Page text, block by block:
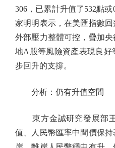
306，已累計升值了532點
家明明表示，在美匯指數
外部壓力整體可控，疊加
地A股等風險資產表現良
步回升的支撐。
分析：仍有升值空間
東方金誠研究發展部王
值、人民幣匯率中間價保